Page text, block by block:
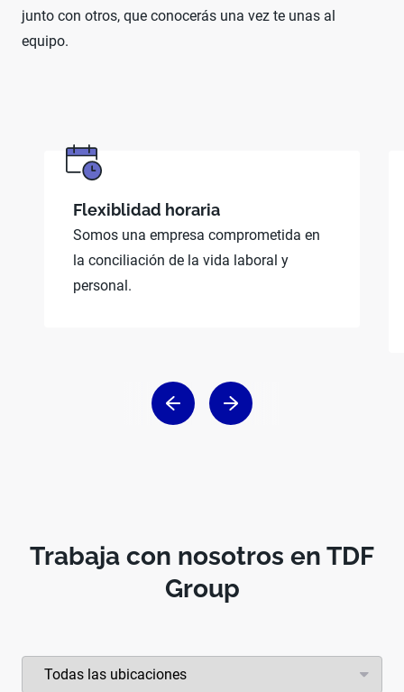
junto con otros, que conocerás una vez te unas al
equipo.
Flexiblidad horaria
Somos una empresa comprometida en
la conciliación de la vida laboral y
personal.
Trabaja con nosotros en TDF
Group